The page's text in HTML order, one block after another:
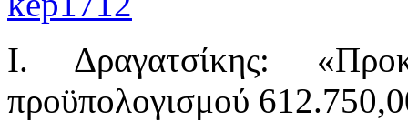
Ι. Δραγατσίκης:
προϋπολογισμού